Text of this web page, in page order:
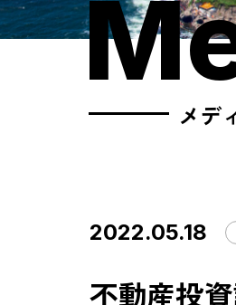
メデ
2022.05.18
不動産投